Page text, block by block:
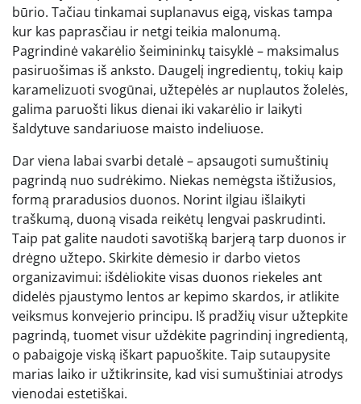
būrio. Tačiau tinkamai suplanavus eigą, viskas tampa
kur kas paprasčiau ir netgi teikia malonumą.
Pagrindinė vakarėlio šeimininkų taisyklė – maksimalus
pasiruošimas iš anksto. Daugelį ingredientų, tokių kaip
karamelizuoti svogūnai, užtepėlės ar nuplautos žolelės,
galima paruošti likus dienai iki vakarėlio ir laikyti
šaldytuve sandariuose maisto indeliuose.
Dar viena labai svarbi detalė – apsaugoti sumuštinių
pagrindą nuo sudrėkimo. Niekas nemėgsta ištižusios,
formą praradusios duonos. Norint ilgiau išlaikyti
traškumą, duoną visada reikėtų lengvai paskrudinti.
Taip pat galite naudoti savotišką barjerą tarp duonos ir
drėgno užtepo. Skirkite dėmesio ir darbo vietos
organizavimui: išdėliokite visas duonos riekeles ant
didelės pjaustymo lentos ar kepimo skardos, ir atlikite
veiksmus konvejerio principu. Iš pradžių visur užtepkite
pagrindą, tuomet visur uždėkite pagrindinį ingredientą,
o pabaigoje viską iškart papuoškite. Taip sutaupysite
marias laiko ir užtikrinsite, kad visi sumuštiniai atrodys
vienodai estetiškai.